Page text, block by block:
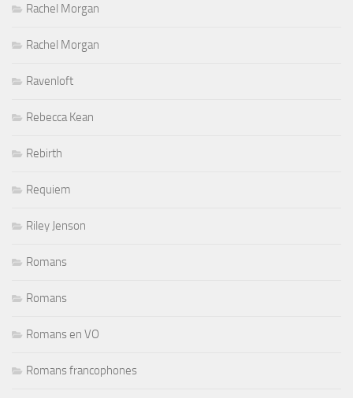
Rachel Morgan
Rachel Morgan
Ravenloft
Rebecca Kean
Rebirth
Requiem
Riley Jenson
Romans
Romans
Romans en VO
Romans francophones